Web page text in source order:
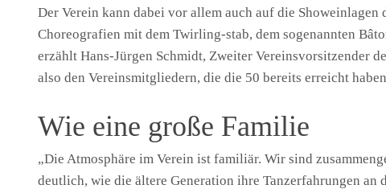
Der Verein kann dabei vor allem auch auf die
Choreografien mit dem Twirling-stab, dem sogenannten
erzählt Hans-Jürgen Schmidt, Zweiter Vereinsvorsitzender
also den Vereinsmitgliedern, die die 50 bereits erreicht
Wie eine große Familie
„Die Atmosphäre im Verein ist familiär. Wir sind
deutlich, wie die ältere Generation ihre Tanzerfahrungen